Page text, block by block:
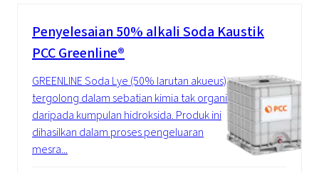
Penyelesaian 50% alkali Soda Kaustik
PCC Greenline®
GREENLINE Soda Lye (50% larutan akueus)
tergolong dalam sebatian kimia tak organik
daripada kumpulan hidroksida. Produk ini
dihasilkan dalam proses pengeluaran
mesra...